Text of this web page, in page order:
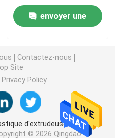
tuyau de PE
d'ANIMAL FAMILIER
production
de feuille
en eau de PVC de
tuyau faisant la
machine
envoyer une
Contactez-nous
Site
Privacy Policy
d'extrudeuse de
© 2026 Qingdao